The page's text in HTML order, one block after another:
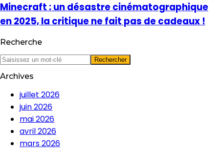
Minecraft : un désastre cinématographique
en 2025, la critique ne fait pas de cadeaux !
Recherche
Archives
juillet 2026
juin 2026
mai 2026
avril 2026
mars 2026